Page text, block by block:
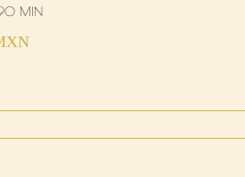
90 MIN